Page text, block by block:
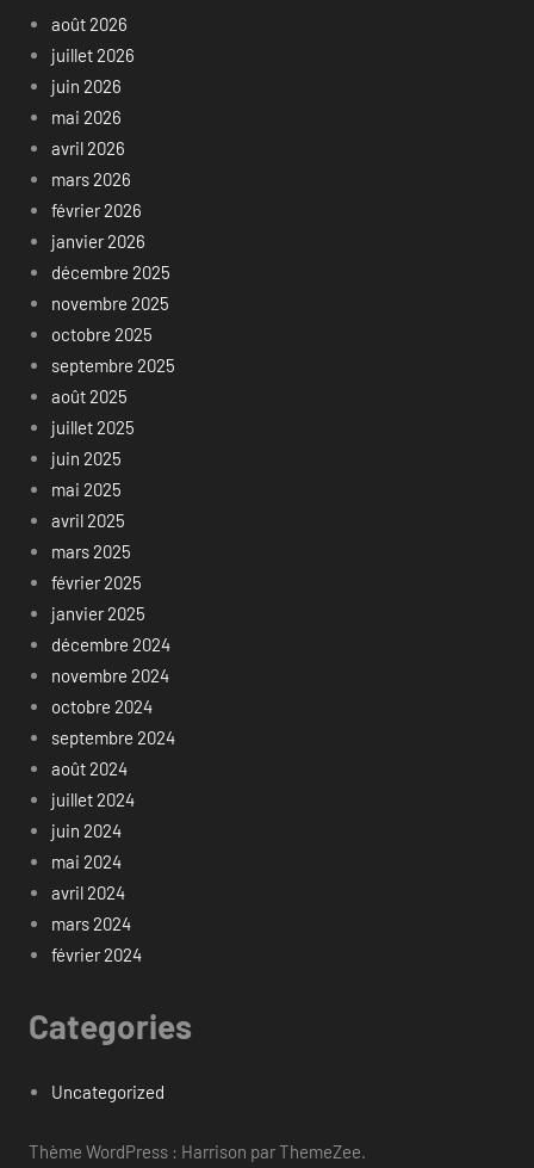
août 2026
juillet 2026
juin 2026
mai 2026
avril 2026
mars 2026
février 2026
janvier 2026
décembre 2025
novembre 2025
octobre 2025
septembre 2025
août 2025
juillet 2025
juin 2025
mai 2025
avril 2025
mars 2025
février 2025
janvier 2025
décembre 2024
novembre 2024
octobre 2024
septembre 2024
août 2024
juillet 2024
juin 2024
mai 2024
avril 2024
mars 2024
février 2024
Categories
Uncategorized
Thème WordPress : Harrison par ThemeZee.